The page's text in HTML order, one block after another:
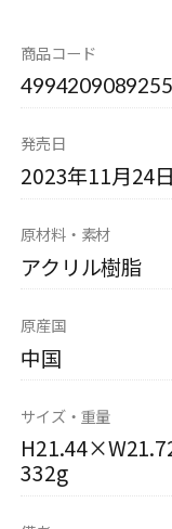
商品コード
4994209089255
発売日
2023年11月24
原材料・素材
アクリル樹脂
原産国
中国
サイズ・重量
332g